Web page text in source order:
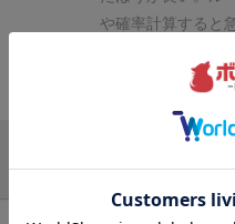
と駆け引き凄い好
い！けど、手に入
札のプレイが可能
ていた種類のカー
そして、中盤から
や確率計算すると
を、ずっと味わえ
ば、山枯れのあと
ラにしないと、あ